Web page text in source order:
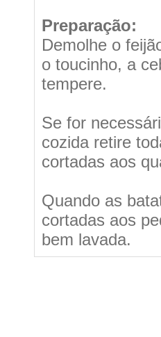
Preparação:
Demolhe o
o toucinho, a
tempere.
Se for
cozida retire
cortadas aos
Quando as
cortadas aos
bem lavada.